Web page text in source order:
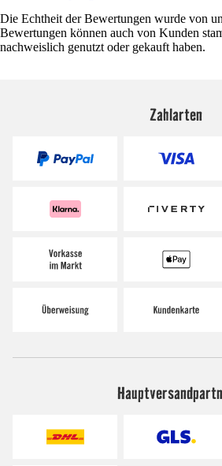
Die Echtheit der Bewertungen wurde von
Bewertungen können auch von Kunden
nachweislich genutzt oder gekauft haben.
Zahlarten